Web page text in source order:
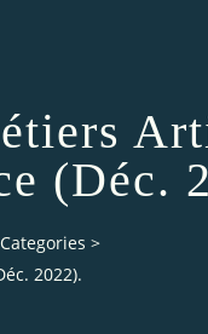
(Déc.
Categories >
2022).